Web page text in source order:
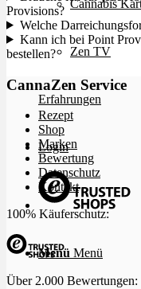
Cannabis
Zen TV
Erfahrungen
Login
Menü Menü
Provisions?
Welche
Kann ich bei Point
bestellen?
CannaZen Service
Rezept
Shop
Marken
Bewertung
Datenschutz
Kontakt
100% Käuferschutz:
Über 2.000 Bewertungen: